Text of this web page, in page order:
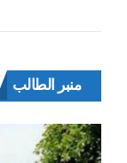
منبر الطالب